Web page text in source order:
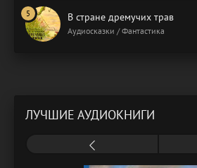
В стране дремучих трав
Аудиосказки / Фантастика
ЛУЧШИЕ АУДИОКНИГИ